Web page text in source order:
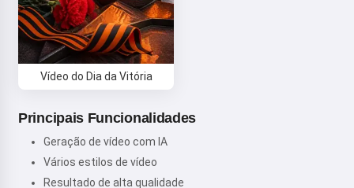
Vídeo do Dia da Vitória
Principais Funcionalidades
Geração de vídeo com IA
Vários estilos de vídeo
Resultado de alta qualidade